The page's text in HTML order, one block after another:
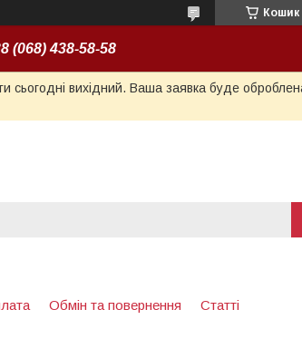
Кошик
438-58-58
сьогодні вихідний. Ваша заявка буде
Обмін та повернення Статті